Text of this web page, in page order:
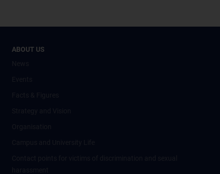
ABOUT US